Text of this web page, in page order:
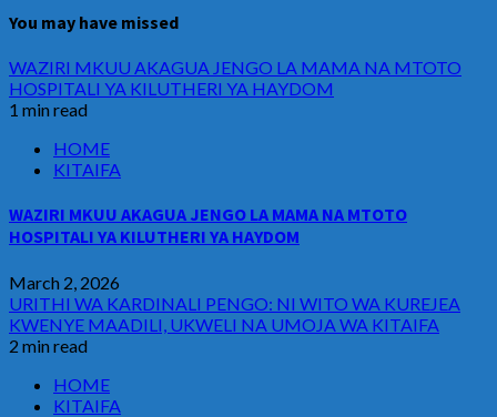
You may have missed
WAZIRI MKUU AKAGUA JENGO LA MAMA NA MTOTO
HOSPITALI YA KILUTHERI YA HAYDOM
1 min read
HOME
KITAIFA
WAZIRI MKUU AKAGUA JENGO LA MAMA NA MTOTO
HOSPITALI YA KILUTHERI YA HAYDOM
March 2, 2026
URITHI WA KARDINALI PENGO: NI WITO WA KUREJEA
KWENYE MAADILI, UKWELI NA UMOJA WA KITAIFA
2 min read
HOME
KITAIFA